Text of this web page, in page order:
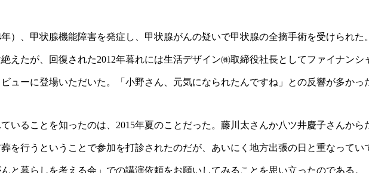
）、甲状腺機能障害を発症し、甲状腺がんの疑いで甲状腺の全摘手術を受けられた
えたが、回復された2012年暮れには生活デザイン㈱取締役社長としてファイナンシ
ューに登場いただいた。「小野さん、元気になられたんですね」との反響が多かっ
いることを知ったのは、2015年夏のことだった。 藤川太さんか八ツ井慶子さんから
を行うということで参加を打診されたのだが、あいにく地方出張の日と重なってい
と暮らしを考える会」での講演依頼をお願いしてみることを思い立ったのである。